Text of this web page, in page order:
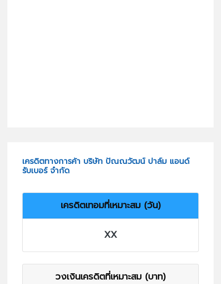
เครดิตทางการค้า บริษัท ปัณณวัฒน์ ปาล์ม แอนด์
รับเบอร์ จำกัด
เครดิตเทอมที่เหมาะสม (วัน)
XX
วงเงินเครดิตที่เหมาะสม (บาท)